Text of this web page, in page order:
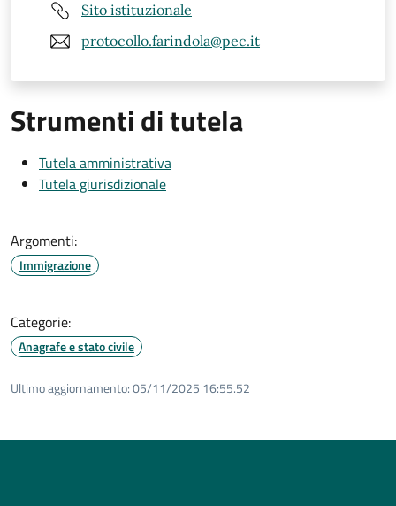
Sito istituzionale
protocollo.farindola@pec.it
Strumenti di tutela
Tutela amministrativa
Tutela giurisdizionale
Argomenti:
Immigrazione
Categorie:
Anagrafe e stato civile
Ultimo aggiornamento:05/11/2025 16:55.52